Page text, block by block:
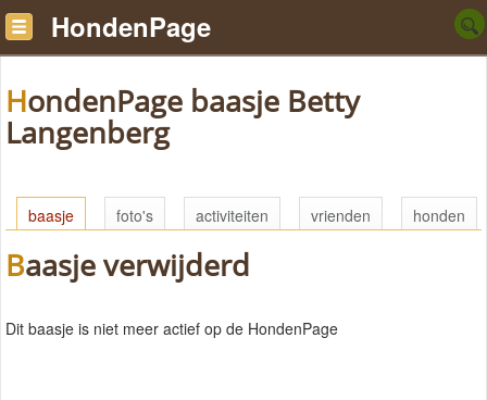
HondenPage
HondenPage baasje Betty
Langenberg
baasje foto's activiteiten vrienden honden
Baasje verwijderd
Dit baasje is niet meer actief op de HondenPage